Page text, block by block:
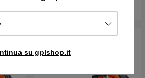
su gplshop.it